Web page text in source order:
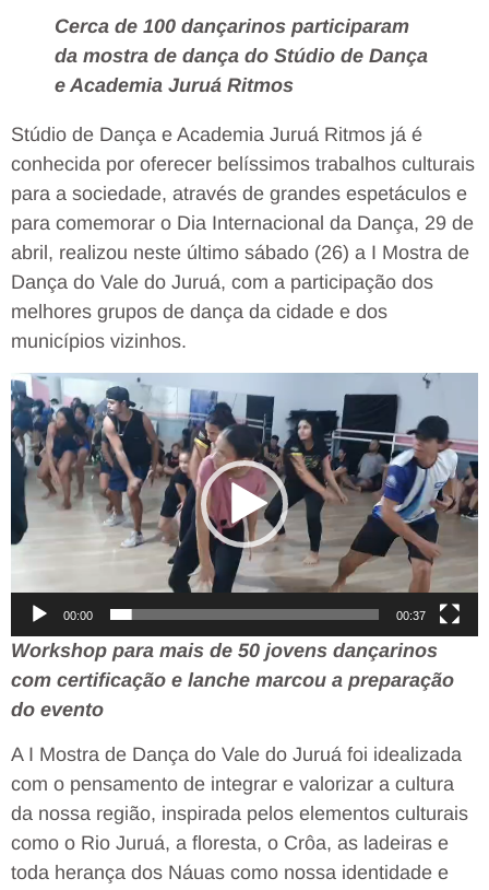
Cerca de 100 dançarinos participaram
da mostra de dança do Stúdio de Dança
e Academia Juruá Ritmos
Stúdio de Dança e Academia Juruá Ritmos já é
conhecida por oferecer belíssimos trabalhos culturais
para a sociedade, através de grandes espetáculos e
para comemorar o Dia Internacional da Dança, 29 de
abril, realizou neste último sábado (26) a I Mostra de
Dança do Vale do Juruá, com a participação dos
melhores grupos de dança da cidade e dos
municípios vizinhos.
Tocador
de
vídeo
00:00 00:37
Workshop para mais de 50 jovens dançarinos
com certificação e lanche marcou a preparação
do evento
A I Mostra de Dança do Vale do Juruá foi idealizada
com o pensamento de integrar e valorizar a cultura
da nossa região, inspirada pelos elementos culturais
como o Rio Juruá, a floresta, o Crôa, as ladeiras e
toda herança dos Náuas como nossa identidade e